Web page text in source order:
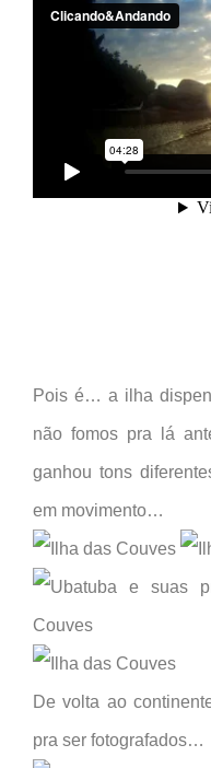
Pois é… a ilha
não fomos pra lá
ganhou tons
em movimento…
De volta ao
pra ser fotografados…